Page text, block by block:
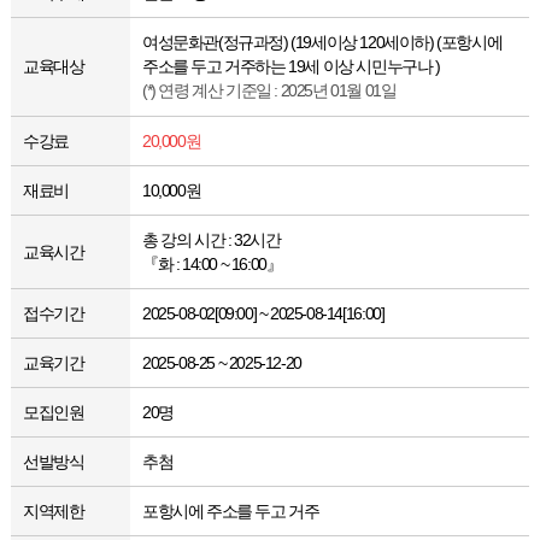
교육대상
여성문화관(정규과정) (19세이상 120세이하) (포항시에
주소를 두고 거주하는 19세 이상 시민누구나 )
(*) 연령 계산 기준일 : 2025년 01월 01일
수강료 20,000원
재료비 10,000원
교육시간
총 강의 시간 : 32시간
『화 : 14:00 ~ 16:00』
접수기간 2025-08-02[09:00] ~ 2025-08-14[16:00]
교육기간 2025-08-25 ~ 2025-12-20
모집인원 20명
선발방식 추첨
지역제한 포항시에 주소를 두고 거주